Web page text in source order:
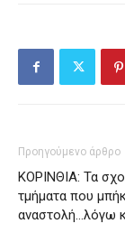
Προηγούμενο άρθρο
ΚΟΡΙΝΘΙΑ: Τα
τμήματα που
αναστολή…λόγω